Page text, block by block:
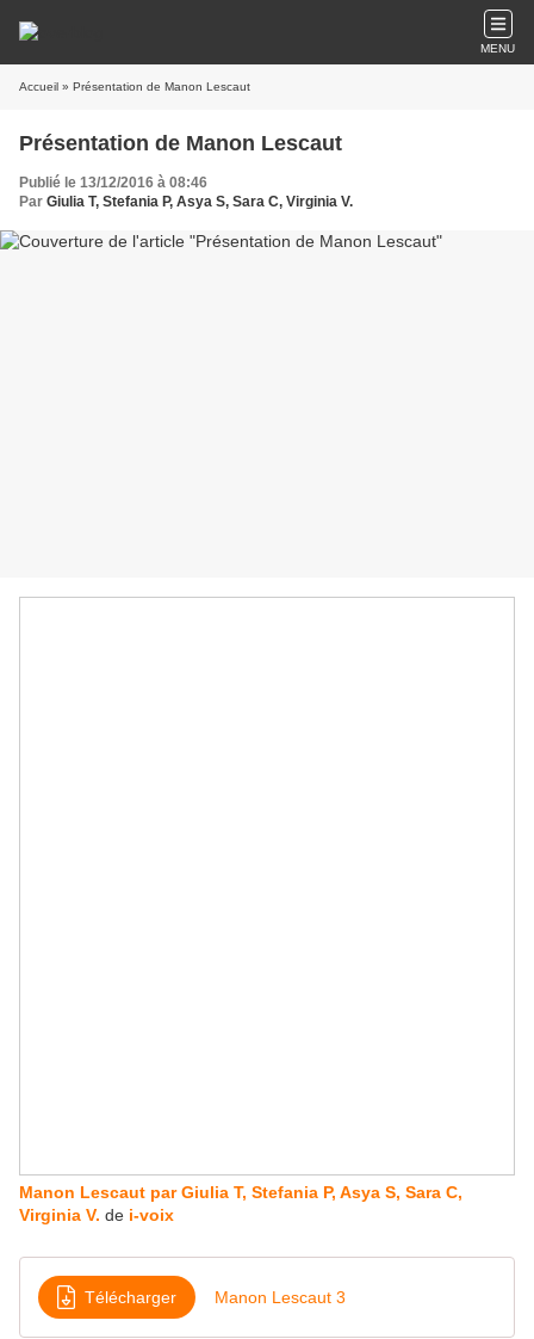
MENU
Accueil » Présentation de Manon Lescaut
Présentation de Manon Lescaut
Publié le 13/12/2016 à 08:46
Par Giulia T, Stefania P, Asya S, Sara C, Virginia V.
Manon Lescaut par Giulia T, Stefania P, Asya S, Sara C,
Virginia V. de i-voix
Télécharger Manon Lescaut 3